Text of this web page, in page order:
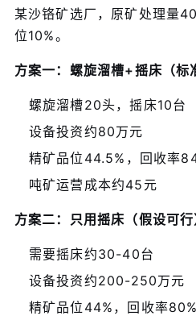
某沙铬矿选厂，原矿处理量
位10%。
方案一：螺旋溜槽+摇床（标
螺旋溜槽20头，摇床10台
设备投资约80万元
精矿品位44.5%，回收率
吨矿运营成本约45元
方案二：只用摇床（假设可行
需要摇床约30-40台
设备投资约200-250万元
精矿品位44%，回收率80%